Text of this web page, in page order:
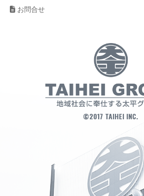
お問合せ
©2017 TAIHEI INC.